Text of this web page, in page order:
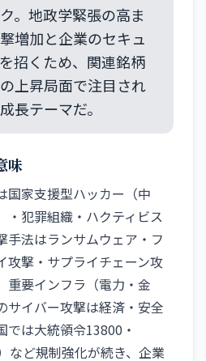
。地政学緊張の高ま
増加と企業のセキュ
招くため、関連銘柄
上昇局面で注目され
長テーマだ。
味
国家支援型ハッカー（中
・犯罪組織・ハクティビス
手法はランサムウェア・フ
攻撃・サプライチェーン攻
重要インフラ（電力・金
サイバー攻撃は経済・安全
は大統領令13800・
など規制強化が続き、企業